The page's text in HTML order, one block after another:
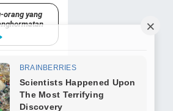
orang yang